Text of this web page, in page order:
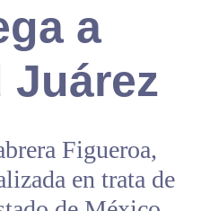
a
Juárez
Figueroa,
en trata de